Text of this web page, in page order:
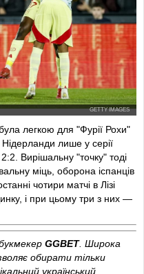
гри.
в центрі поля.
в метушні
у Меріно на чужій
Мбаппе на правий фланг
на Олісе прочитав Сімон.
прилетів до рук
в полі уваги.
GETTY IMAGES
легкою для "Фурії Рохи"
лише у серії
Вирішальну "точку" тоді
міць, оборона іспанців
чотири матчі в Лізі
і при цьому три з них —
GGBET. Широка
обирати тільки
український